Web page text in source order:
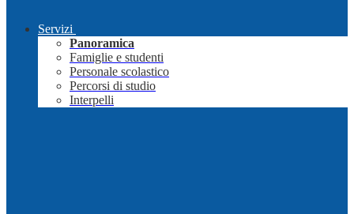
Servizi
Panoramica
Famiglie e studenti
Personale scolastico
Percorsi di studio
Interpelli